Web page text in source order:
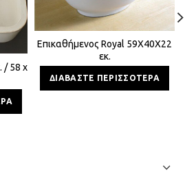
/ 58 x
Επικαθήμενος Royal 59Χ40Χ22
εκ.
ΔΙΑΒΆΣΤΕ ΠΕΡΙΣΣΌΤΕΡΑ